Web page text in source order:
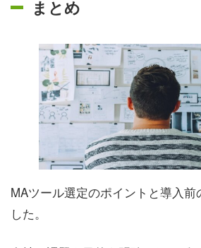
まとめ
MAツール選定のポイントと導入前
した。